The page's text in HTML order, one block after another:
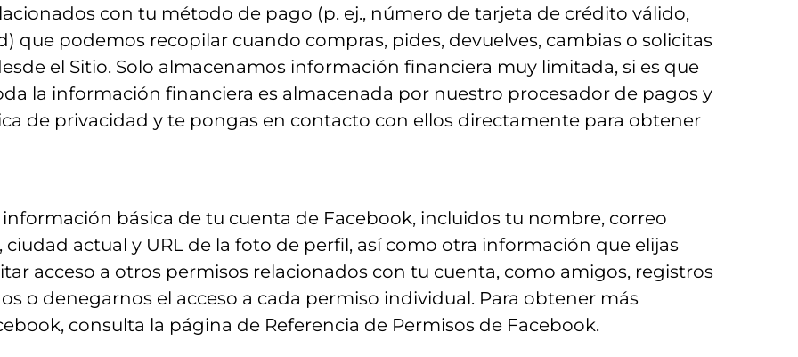
con tu método de pago (p. ej., número de tarjeta de crédito válido,
que podemos recopilar cuando compras, pides, devuelves, cambias o solicitas
el Sitio. Solo almacenamos información financiera muy limitada, si es que
la información financiera es almacenada por nuestro procesador de pagos y
de privacidad y te pongas en contacto con ellos directamente para obtener
básica de tu cuenta de Facebook, incluidos tu nombre, correo
actual y URL de la foto de perfil, así como otra información que elijas
acceso a otros permisos relacionados con tu cuenta, como amigos, registros
o denegarnos el acceso a cada permiso individual. Para obtener más
consulta la página de Referencia de Permisos de Facebook.